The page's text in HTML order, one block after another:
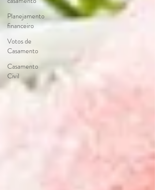
Planejamento
financeiro
Votos de
Casamento
Casamento
Civil